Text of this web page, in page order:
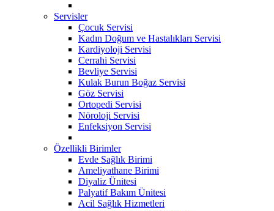
Servisler
Çocuk Servisi
Kadın Doğum ve Hastalıkları Servisi
Kardiyoloji Servisi
Cerrahi Servisi
Bevliye Servisi
Kulak Burun Boğaz Servisi
Göz Servisi
Ortopedi Servisi
Nöroloji Servisi
Enfeksiyon Servisi
Özellikli Birimler
Evde Sağlık Birimi
Ameliyathane Birimi
Diyaliz Ünitesi
Palyatif Bakım Ünitesi
Acil Sağlık Hizmetleri